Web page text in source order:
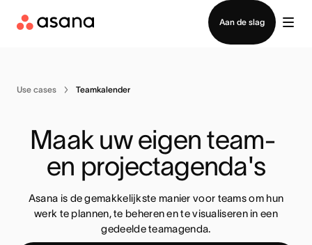
Aan de slag
Contact opnemen met verkoop
Use cases Teamkalender
Maak uw eigen team-
en projectagenda's
Asana is de gemakkelijkste manier voor teams om hun
werk te plannen, te beheren en te visualiseren in een
gedeelde teamagenda.